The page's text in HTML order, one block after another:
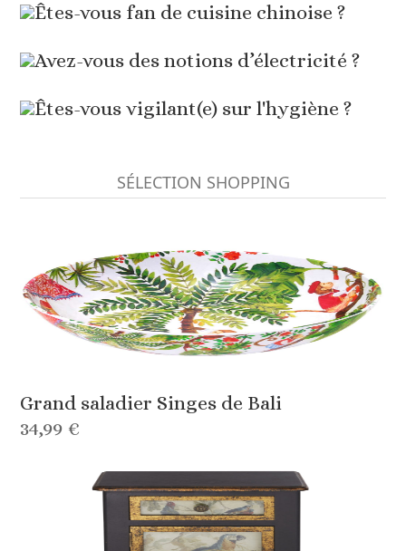
Êtes-vous fan de cuisine chinoise ?
Avez-vous des notions d’électricité ?
Êtes-vous vigilant(e) sur l'hygiène ?
SÉLECTION SHOPPING
Grand saladier Singes de Bali
34,99 €